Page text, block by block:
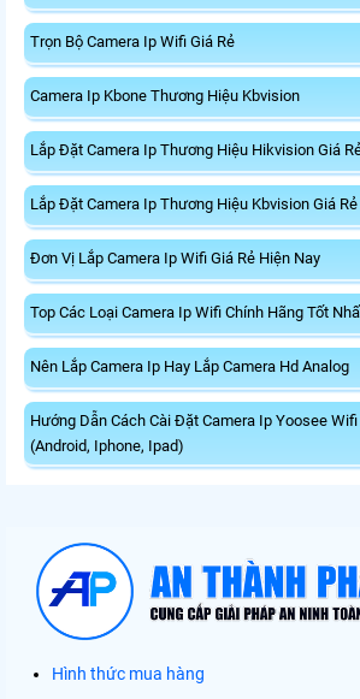
Trọn Bộ Camera Ip Wifi Giá Rẻ
Camera Ip Kbone Thương Hiệu Kbvision
Lắp Đặt Camera Ip Thương Hiệu Hikvision Giá
Lắp Đặt Camera Ip Thương Hiệu Kbvision Giá Rẻ
Đơn Vị Lắp Camera Ip Wifi Giá Rẻ Hiện Nay
Top Các Loại Camera Ip Wifi Chính Hãng Tốt
Nên Lắp Camera Ip Hay Lắp Camera Hd Analog
Hướng Dẫn Cách Cài Đặt Camera Ip Yoosee
(Android, Iphone, Ipad)
Hình thức mua hàng